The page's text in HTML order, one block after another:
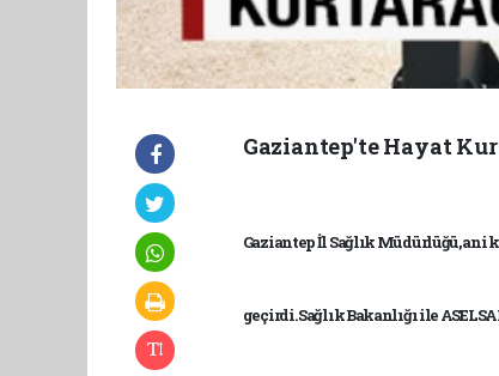
Gaziantep'te Hayat
Gaziantep İl Sağlık Müdürlüğü,
geçirdi. Sağlık Bakanlığı ile